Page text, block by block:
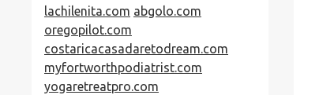
lachilenita.com abgolo.com
oregopilot.com
costaricacasadaretodream.com
myfortworthpodiatrist.com
yogaretreatpro.com